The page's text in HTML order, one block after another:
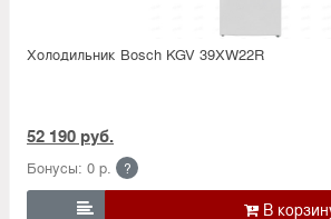
Холодильник Bosсh KGV 39XW22R
52 190 руб.
Бонусы: 0 р. ?
